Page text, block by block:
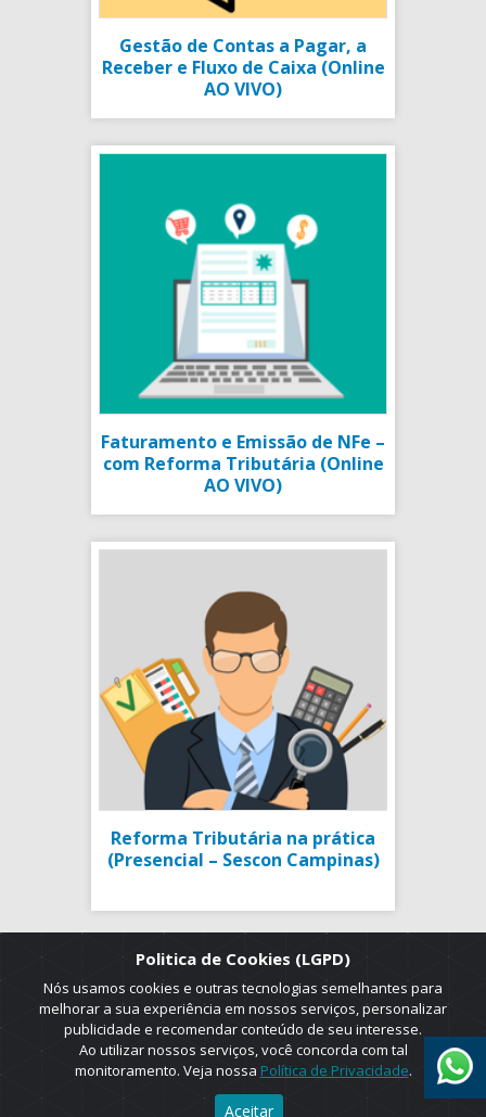
Gestão de Contas a Pagar, a
Receber e Fluxo de Caixa (Online
AO VIVO)
Faturamento e Emissão de NFe –
com Reforma Tributária (Online
AO VIVO)
Reforma Tributária na prática
(Presencial – Sescon Campinas)
2025 © Copyright. ADRUS. Todos os direitos reservados. Designed by
Politica de Cookies (LGPD)
Nós usamos cookies e outras tecnologias semelhantes para
melhorar a sua experiência em nossos serviços, personalizar
publicidade e recomendar conteúdo de seu interesse.
Ao utilizar nossos serviços, você concorda com tal
monitoramento. Veja nossa Política de Privacidade.
Aceitar